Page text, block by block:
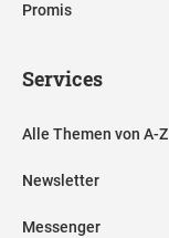
Promis
Services
Alle Themen von A-Z
Newsletter
Messenger